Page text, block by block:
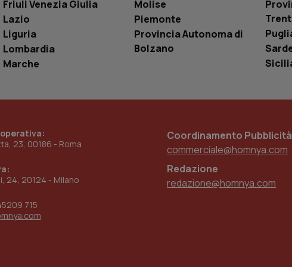
Friuli Venezia Giulia
Lazio
Liguria
Lombardia
Marche
Molise
Piemonte
Provincia Autonoma di
Bolzano
23, 00186 - Roma
24, 20124 - Milano
715
Coordinamento Pubblicità
commerciale@homnya.com
Redazione
redazione@homnya.com
utente
www.quotidianosanita.it
Questo cookie è impostato dall'applicazione per
sistema di tracking solo in caso di utenti loggato
provider WelfareLink.